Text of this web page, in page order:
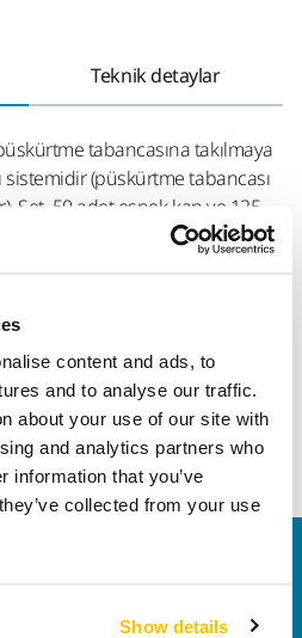
content and ads, to
and to analyse our traffic.
about your use of our site with
and analytics partners who
information that you’ve
collected from your use
Show details
Teknik detaylar
tabancasına takılmaya
sistemidir (püskürtme tabancası
Set, 50 adet esnek kap ve 125
bir adet sert dış kap ve bir
Tüm parçalar hem boyaya
çubukları, boya süzgeçleri,
bulunur. Otomotiv tamir boyası
ihtiyaçlarını karşılar.
ekibimiz sorularınızı